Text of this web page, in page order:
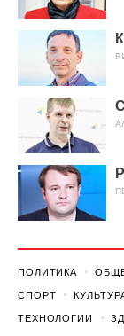
ПОЛИТИКА
СПОРТ
ТЕХНОЛОГИИ